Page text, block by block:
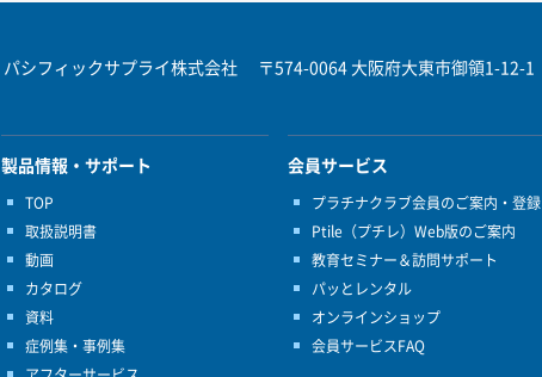
パシフィックサプライ株式会社 〒574-0064 大阪府大東市御領1-12-1
製品情報・サポート
TOP
取扱説明書
動画
カタログ
資料
症例集・事例集
会員サービス
プラチナクラブ会員のご案内・登録
Ptile（プチレ）Web版のご案内
教育セミナー＆訪問サポート
パッとレンタル
オンラインショップ
会員サービスFAQ